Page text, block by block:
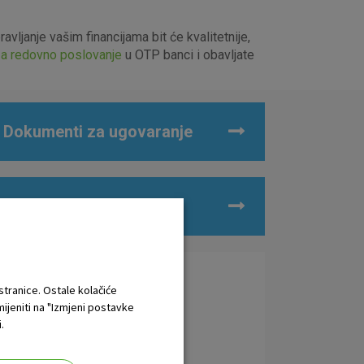
vašim financijama bit će kvalitetnije,
redovno poslovanje u OTP banci i obavljate
Dokumenti za ugovaranje
Dodatno se informirajte
Ostale kolačiće
na "Izmjeni postavke